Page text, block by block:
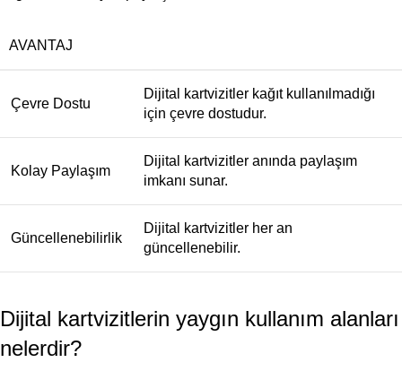
AVANTAJ
Çevre Dostu
Dijital kartvizitler kağıt kullanılmadığı
için çevre dostudur.
Kolay Paylaşım
Dijital kartvizitler anında paylaşım
imkanı sunar.
Güncellenebilirlik
Dijital kartvizitler her an
güncellenebilir.
Dijital kartvizitlerin yaygın kullanım alanları
nelerdir?